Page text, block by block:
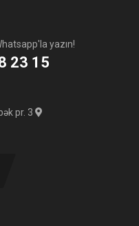
yazın!
23 15
pr. 3